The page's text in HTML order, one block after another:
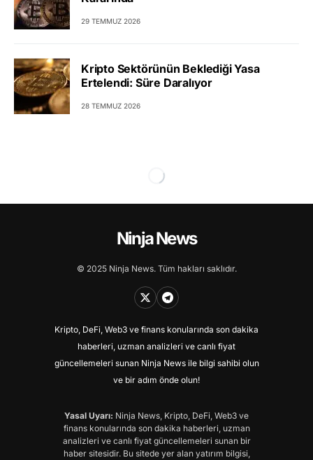
29 TEMMUZ 2026
Kripto Sektörünün Beklediği Yasa
Ertelendi: Süre Daralıyor
28 TEMMUZ 2026
Ninja News
© 2025 Ninja News. Tüm hakları saklıdır.
Kripto, DeFi, Web3 ve finans konularında son dakika
haberleri, uzman analizleri ve canlı fiyat
güncellemeleri sunan Ninja News ile bilgi sahibi olun
ve bir adım önde olun!
Yasal Uyarı: Ninja News, Kripto, DeFi, Web3 ve
finans konularında son dakika haberleri, uzman
analizleri ve canlı fiyat güncellemeleri sunan bir
haber sitesidir. Bu sitede yer alan yatırım bilgisi,